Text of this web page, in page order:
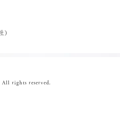
）
All rights reserved.